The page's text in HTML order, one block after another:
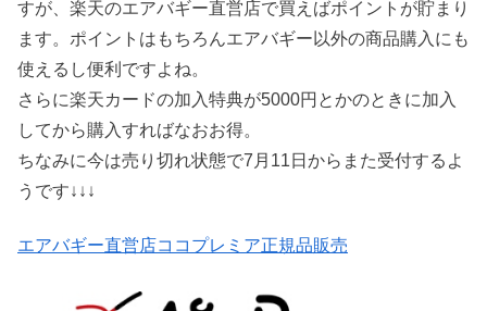
すが、楽天のエアバギー直営店で買えばポイントが貯まり
ます。ポイントはもちろんエアバギー以外の商品購入にも
使えるし便利ですよね。
さらに楽天カードの加入特典が5000円とかのときに加入
してから購入すればなおお得。
ちなみに今は売り切れ状態で7月11日からまた受付するよ
うです↓↓↓
エアバギー直営店ココプレミア正規品販売